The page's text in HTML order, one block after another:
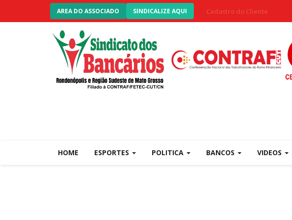
AREA DO ASSOCIADO SINDICALIZE AQUI Cadastro do Cliente
HOME ESPORTES POLITICA BANCOS VIDEOS